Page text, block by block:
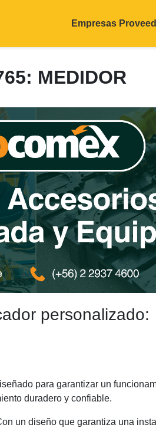
Empresas
MEDIDOR
personalizado:
para garantizar un
duradero y confiable.
un diseño que garantiza una